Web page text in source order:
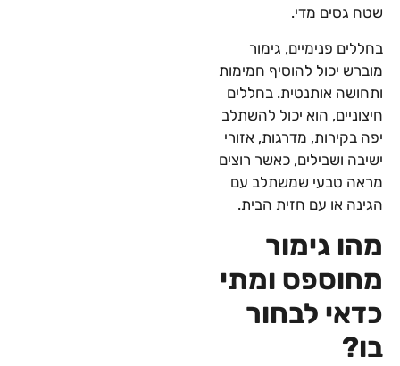
שטח גסים מדי.
בחללים פנימיים, גימור
מוברש יכול להוסיף חמימות
ותחושה אותנטית. בחללים
חיצוניים, הוא יכול להשתלב
יפה בקירות, מדרגות, אזורי
ישיבה ושבילים, כאשר רוצים
מראה טבעי שמשתלב עם
הגינה או עם חזית הבית.
מהו גימור
מחוספס ומתי
כדאי לבחור
בו?